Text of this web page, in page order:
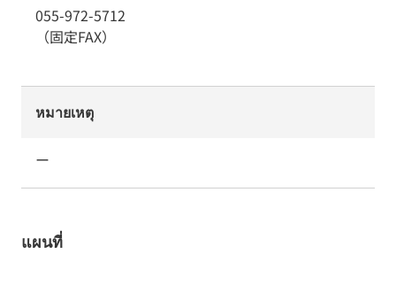
055-972-5712
（固定FAX）
หมายเหตุ
ー
แผนที่